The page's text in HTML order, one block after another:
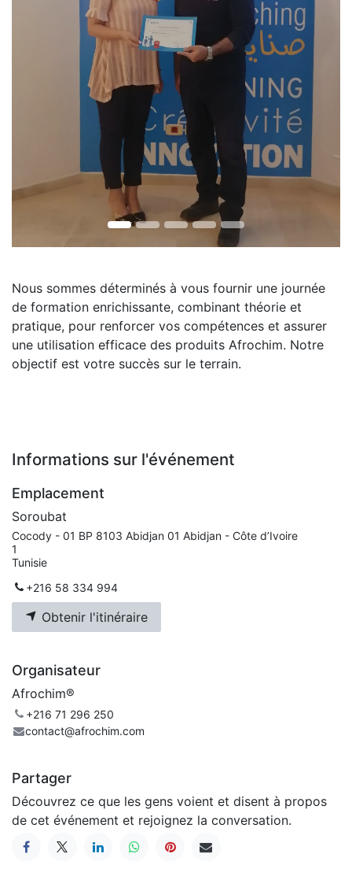
Nous sommes déterminés à vous fournir une journée
de formation enrichissante, combinant théorie et
pratique, pour renforcer vos compétences et assurer
une utilisation efficace des produits Afrochim. Notre
objectif est votre succès sur le terrain.
Informations sur l'événement
Emplacement
Soroubat
Cocody - 01 BP 8103 Abidjan 01 Abidjan - Côte d’Ivoire
1
Tunisie
+216 58 334 994
Obtenir l'itinéraire
Organisateur
Afrochim®
+216 71 296 250
contact@afrochim.com
Partager
Découvrez ce que les gens voient et disent à propos
de cet événement et rejoignez la conversation.